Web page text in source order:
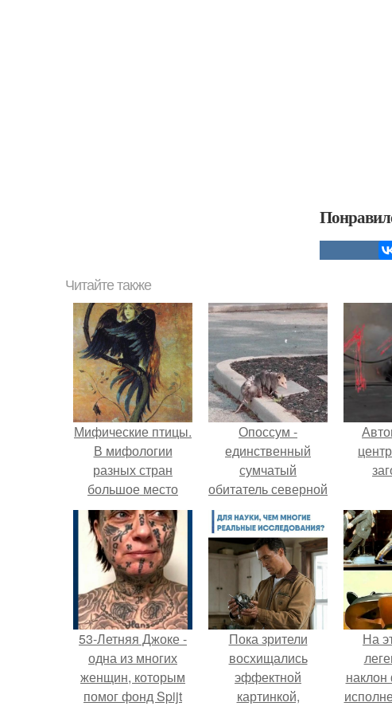
Читайте также
Мифические птицы.
В мифологии
разных стран
большое место
занимают образы
птиц.
Опоссум -
единственный
сумчатый
обитатель северной
53-Летняя Джоке -
одна из многих
женщин, которым
помог фонд Spijt
Пока зрители
восхищались
эффектной
картинкой,
На